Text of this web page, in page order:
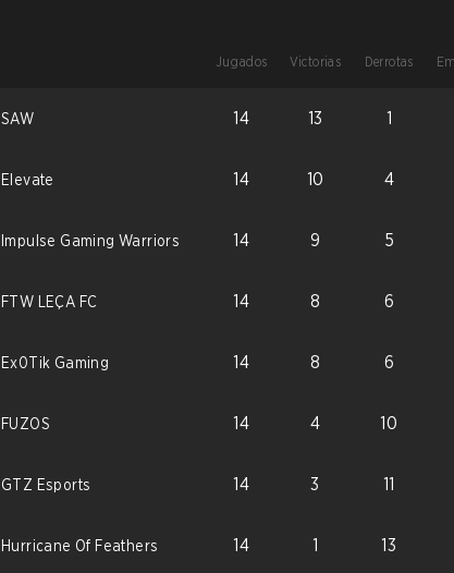
Jugados Victorias Derrotas
SAW 14 13 1
Elevate 14 10 4
Impulse Gaming Warriors 14 9 5
FTW LEÇA FC 14 8 6
Ex0Tik Gaming 14 8 6
FUZOS 14 4 10
GTZ Esports 14 3 11
Hurricane Of Feathers 14 1 13